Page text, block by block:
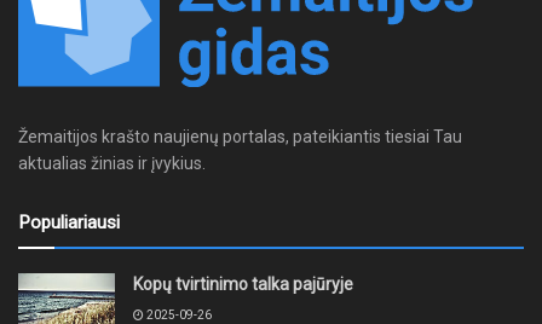
Žemaitijos krašto naujienų portalas, pateikiantis tiesiai Tau
aktualias žinias ir įvykius.
Populiariausi
Kopų tvirtinimo talka pajūryje
2025-09-26